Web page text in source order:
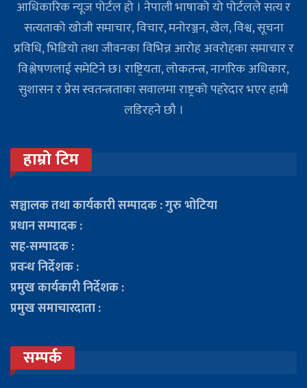
आधिकारिक न्यूज पोर्टल हो । नेपाली भाषाको यो पोर्टलले सत्य र
सत्यताको खोजी समाचार, विचार, मनोरञ्जन, खेल, विश्व, सूचना
प्रविधि, भिडियो तथा जीवनका विभिन्न आरोह अवरोहका समाचार र
विश्लेषणलाई समेटिने छ। राष्ट्रियता, लोकतन्त्र, नागरिक अधिकार,
सुशासन र प्रेस स्वतन्त्रताका सवालमा राष्ट्रको पहरेदार भएर हामी
लडिरहने छौ ।
हाम्रो टिम
सञ्चालक तथा कार्यकारी सम्पादक : गुरु भोटिया
प्रधान सम्पादक :
सह-सम्पादक :
प्रवन्ध निर्देशक :
प्रमुख कार्यकारी निर्देशक :
प्रमुख समाचारदाता :
सम्पर्क